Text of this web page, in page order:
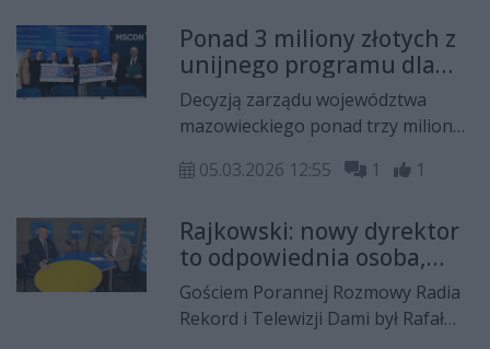
radna radomskiej rady miejskiej,
która od roku pełniła obowiązki
dyrektora tej instytucji.
Ponad 3 miliony złotych z
unijnego programu dla
regionu radomskiego
Decyzją zarządu województwa
mazowieckiego ponad trzy miliony
radomskiego w ramach programu
Mazowsza". Dzięki wsparciu
zostaną zrealizowane cztery
istotne inwestycje.
05.03.2026 12:55 1 1
Rajkowski: nowy dyrektor
to odpowiednia osoba,
która ustabilizuje sytuację
w Szkole Drzewnej
Gościem Porannej Rozmowy Radia
Rekord i Telewizji Dami był Rafał